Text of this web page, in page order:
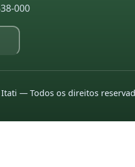
000
— Todos os direitos